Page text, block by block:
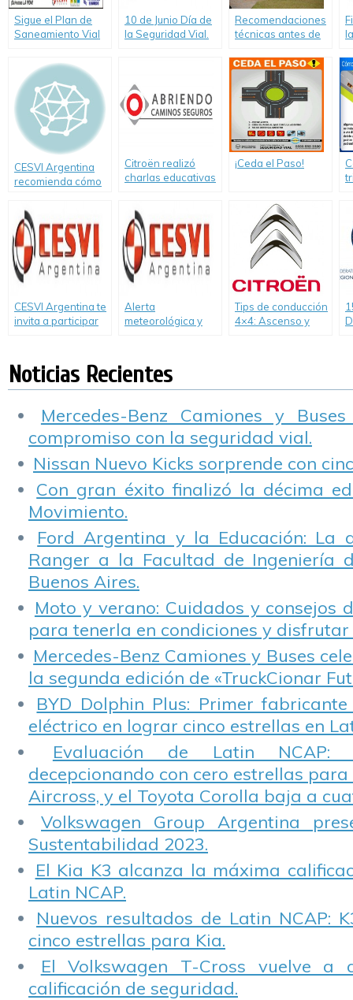
Sigue el Plan de
Saneamiento Vial
Seguros
10 de Junio Día de
la Seguridad Vial.
Recomendaciones
técnicas antes de
CESVI Argentina
recomienda cómo
visibilidad reducida
Citroën realizó
charlas educativas
¡Ceda el Paso!
CESVI Argentina te
invita a participar
Alerta
meteorológica y
Tips de conducción
4×4: Ascenso y
Noticias Recientes
Mercedes-Benz Camiones y
compromiso con la seguridad vial.
Nissan Nuevo Kicks sorprende con
Con gran éxito finalizó la décima
Movimiento.
Ford Argentina y la Educación: La
Ranger a la Facultad de Ingeniería
Buenos Aires.
Moto y verano: Cuidados y consejos
para tenerla en condiciones y disfrutar
Mercedes-Benz Camiones y Buses
la segunda edición de «TruckCionar
BYD Dolphin Plus: Primer
eléctrico en lograr cinco estrellas en
Evaluación de Latin NCAP:
decepcionando con cero estrellas para
Aircross, y el Toyota Corolla baja a
Volkswagen Group Argentina
Sustentabilidad 2023.
El Kia K3 alcanza la máxima
Latin NCAP.
Nuevos resultados de Latin NCAP:
cinco estrellas para Kia.
El Volkswagen T-Cross vuelve a
calificación de seguridad.